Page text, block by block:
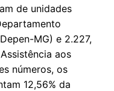
de unidades
MG) e 2.227,
aos
números, os
12,56% da